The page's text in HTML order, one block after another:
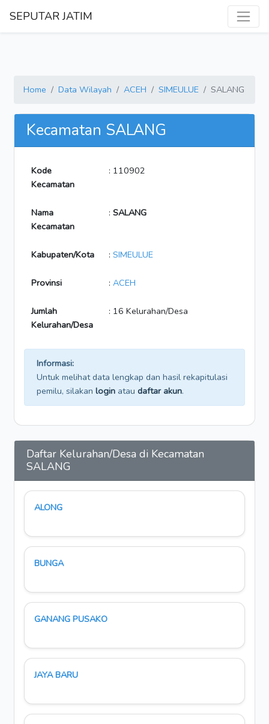
SEPUTAR JATIM
Home Data Wilayah ACEH SIMEULUE SALANG
Kecamatan SALANG
Kode
Kecamatan
: 110902
Nama
Kecamatan
: SALANG
Kabupaten/Kota : SIMEULUE
Provinsi : ACEH
Jumlah
Kelurahan/Desa
: 16 Kelurahan/Desa
Informasi:
Untuk melihat data lengkap dan hasil rekapitulasi
pemilu, silakan login atau daftar akun.
Daftar Kelurahan/Desa di Kecamatan
SALANG
ALONG
BUNGA
GANANG PUSAKO
JAYA BARU